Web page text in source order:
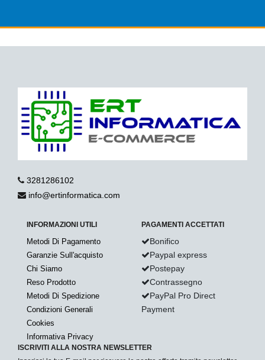
3281286102
info@ertinformatica.com
INFORMAZIONI UTILI
Metodi Di Pagamento
Garanzie Sull'acquisto
Chi Siamo
Reso Prodotto
Metodi Di Spedizione
Condizioni Generali
Cookies
Informativa Privacy
PAGAMENTI ACCETTATI
Bonifico
Paypal express
Postepay
Contrassegno
PayPal Pro Direct
Payment
ISCRIVITI ALLA NOSTRA NEWSLETTER